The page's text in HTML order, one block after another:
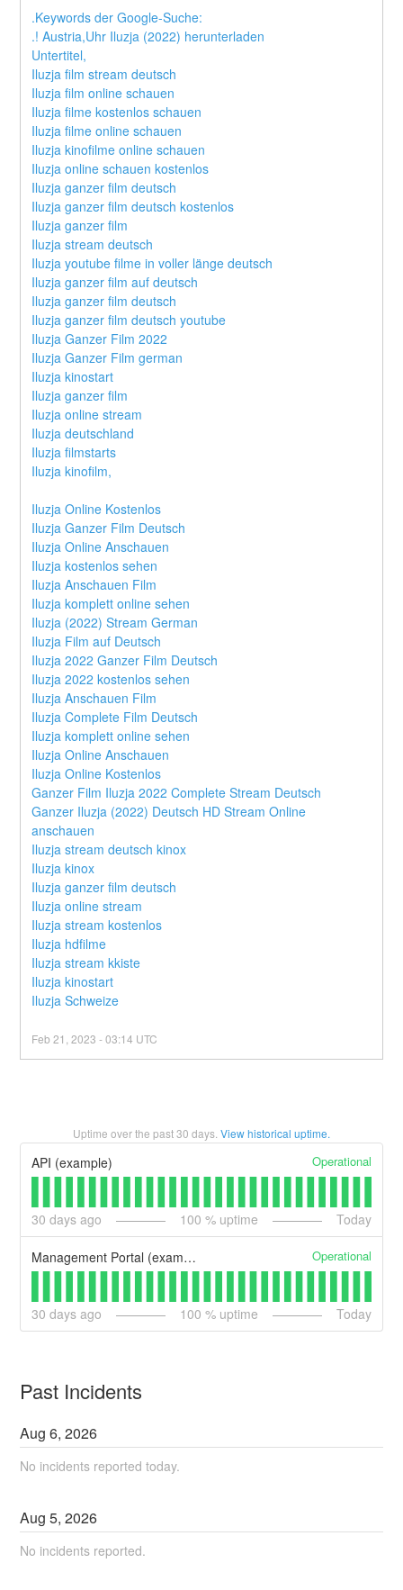
.Keywords der Google-Suche:
.! Austria,Uhr Iluzja (2022) herunterladen
Untertitel,
Iluzja film stream deutsch
Iluzja film online schauen
Iluzja filme kostenlos schauen
Iluzja filme online schauen
Iluzja kinofilme online schauen
Iluzja online schauen kostenlos
Iluzja ganzer film deutsch
Iluzja ganzer film deutsch kostenlos
Iluzja ganzer film
Iluzja stream deutsch
Iluzja youtube filme in voller länge deutsch
Iluzja ganzer film auf deutsch
Iluzja ganzer film deutsch
Iluzja ganzer film deutsch youtube
Iluzja Ganzer Film 2022
Iluzja Ganzer Film german
Iluzja kinostart
Iluzja ganzer film
Iluzja online stream
Iluzja deutschland
Iluzja filmstarts
Iluzja kinofilm,
Iluzja Online Kostenlos
Iluzja Ganzer Film Deutsch
Iluzja Online Anschauen
Iluzja kostenlos sehen
Iluzja Anschauen Film
Iluzja komplett online sehen
Iluzja (2022) Stream German
Iluzja Film auf Deutsch
Iluzja 2022 Ganzer Film Deutsch
Iluzja 2022 kostenlos sehen
Iluzja Anschauen Film
Iluzja Complete Film Deutsch
Iluzja komplett online sehen
Iluzja Online Anschauen
Iluzja Online Kostenlos
Ganzer Film Iluzja 2022 Complete Stream Deutsch
Ganzer Iluzja (2022) Deutsch HD Stream Online
anschauen
Iluzja stream deutsch kinox
Iluzja kinox
Iluzja ganzer film deutsch
Iluzja online stream
Iluzja stream kostenlos
Iluzja hdfilme
Iluzja stream kkiste
Iluzja kinostart
Iluzja Schweize
Feb21 ,2023 -03:14 UTC
Uptime over the past30 days. View historical uptime.
API (example) Operational
30 days ago 100 % uptime Today
Management Portal (example) Operational
30 days ago 100 % uptime Today
Past Incidents
Aug6,2026
No incidents reported today.
Aug5,2026
No incidents reported.